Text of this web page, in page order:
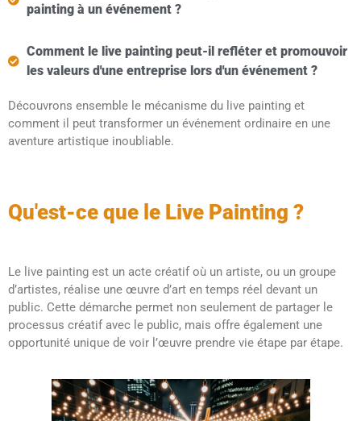
painting à un événement ?
Comment le live painting peut-il refléter et promouvoir
les valeurs d'une entreprise lors d'un événement ?
Découvrons ensemble le mécanisme du live painting et
comment il peut transformer un événement ordinaire en une
aventure artistique inoubliable.
Qu'est-ce que le Live Painting ?
Le live painting est un acte créatif où un artiste, ou un groupe
d’artistes, réalise une œuvre d’art en temps réel devant un
public. Cette démarche permet non seulement de partager le
processus créatif avec le public, mais offre également une
opportunité unique de voir l’œuvre prendre vie étape par étape.